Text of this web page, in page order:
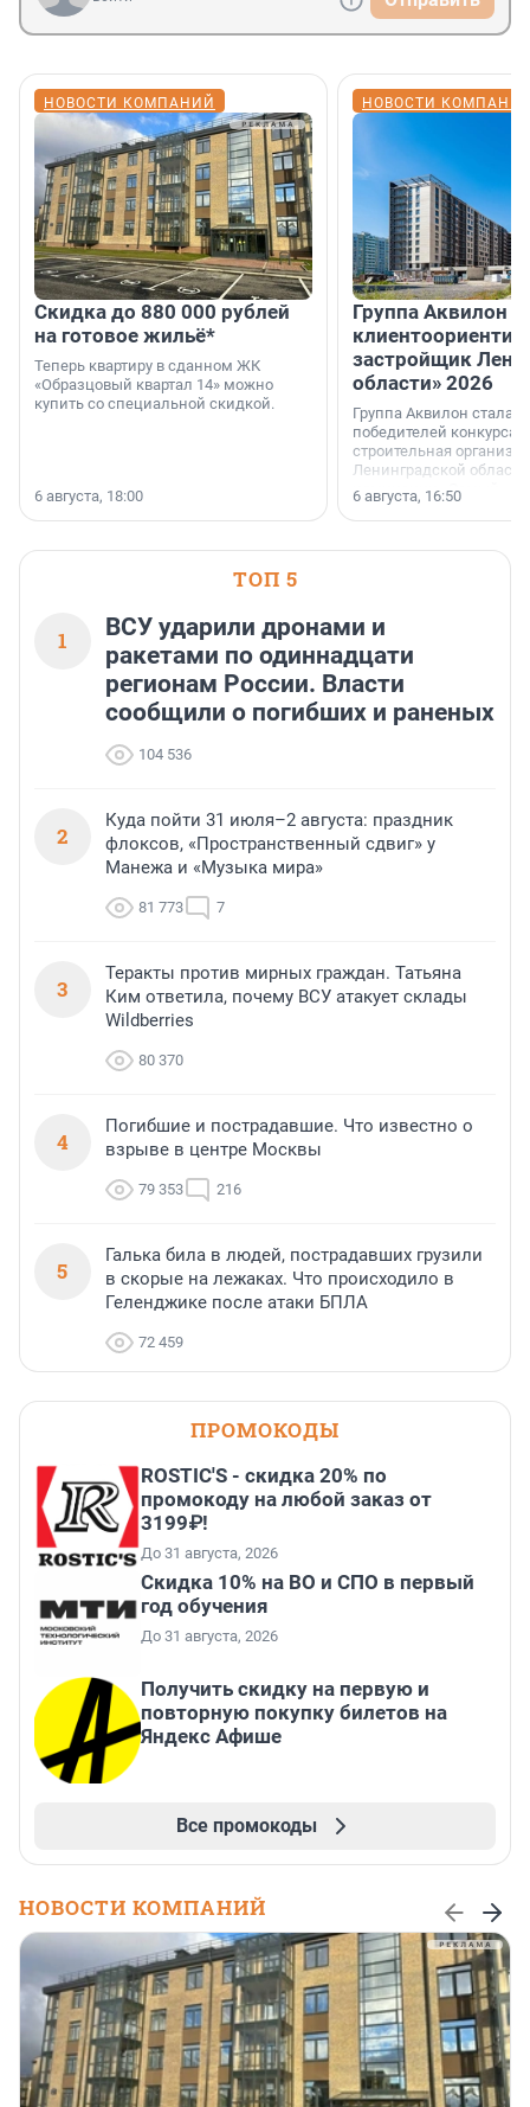
НОВОСТИ КОМПАНИЙ
Скидка до 880 000 рублей
на готовое жильё*
Теперь квартиру в сданном ЖК
«Образцовый квартал 14» можно
купить со специальной скидкой.
6 августа, 18:00
НОВОСТИ
Группа Аквилон
застройщик
области» 2026
Группа Аквилон стала
победителей конкурса
строительная
Ленинградской области
номинации «Самый
застройщик
области».
6 августа, 16:50
ТОП 5
1
ВСУ ударили дронами и
ракетами по одиннадцати
регионам России. Власти
сообщили о погибших и раненых
104 536
2
Куда пойти 31 июля–2 августа: праздник
флоксов, «Пространственный сдвиг» у
Манежа и «Музыка мира»
81 773 7
3
Теракты против мирных граждан. Татьяна
Ким ответила, почему ВСУ атакует склады
Wildberries
80 370
4
Погибшие и пострадавшие. Что известно о
взрыве в центре Москвы
79 353 216
5
Галька била в людей, пострадавших грузили
в скорые на лежаках. Что происходило в
Геленджике после атаки БПЛА
72 459
ПРОМОКОДЫ
ROSTIC'S - скидка 20% по
промокоду на любой заказ от
3199₽!
До 31 августа, 2026
Скидка 10% на ВО и СПО в первый
год обучения
До 31 августа, 2026
Получить скидку на первую и
повторную покупку билетов на
Яндекс Афише
Все промокоды
НОВОСТИ КОМПАНИЙ